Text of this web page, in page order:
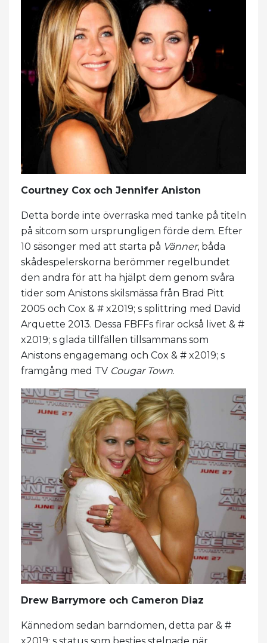
Courtney Cox och Jennifer Aniston
Detta borde inte överraska med tanke på titeln
på sitcom som ursprungligen förde dem. Efter
10 säsonger med att starta på Vänner, båda
skådespelerskorna berömmer regelbundet
den andra för att ha hjälpt dem genom svåra
tider som Anistons skilsmässa från Brad Pitt
2005 och Cox & # x2019; s splittring med David
Arquette 2013. Dessa FBFFs firar också livet & #
x2019; s glada tillfällen tillsammans som
Anistons engagemang och Cox & # x2019; s
framgång med TV Cougar Town.
Drew Barrymore och Cameron Diaz
Kännedom sedan barndomen, detta par & #